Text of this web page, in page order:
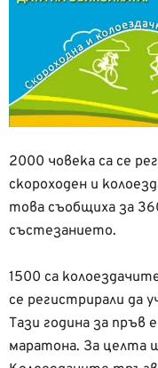
2000 човека са се
скороходен и
това съобщиха за
състезанието.
1500 са
се регистрирали да
Тази година за
маратона. За целта